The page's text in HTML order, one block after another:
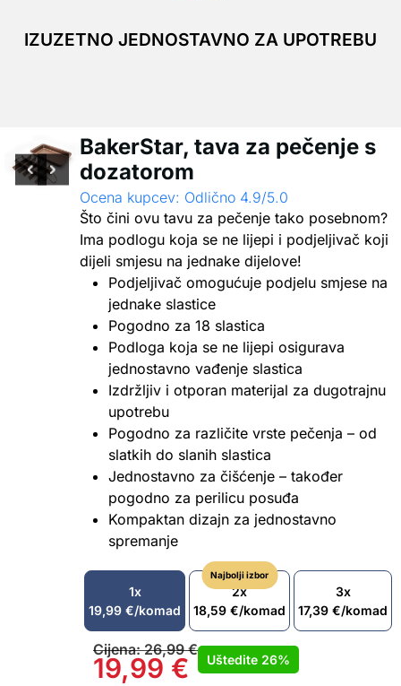
IZUZETNO JEDNOSTAVNO ZA UPOTREBU
BakerStar, tava za pečenje s
dozatorom
Ocena kupcev: Odlično 4.9/5.0
Što čini ovu tavu za pečenje tako posebnom?
Ima podlogu koja se ne lijepi i podjeljivač koji
dijeli smjesu na jednake dijelove!
Podjeljivač omogućuje podjelu smjese na
jednake slastice
Pogodno za 18 slastica
Podloga koja se ne lijepi osigurava
jednostavno vađenje slastica
Izdržljiv i otporan materijal za dugotrajnu
upotrebu
Pogodno za različite vrste pečenja – od
slatkih do slanih slastica
Jednostavno za čišćenje – također
pogodno za perilicu posuđa
Kompaktan dizajn za jednostavno
spremanje
1x
19,99 €/komad
Najbolji izbor
2x
18,59 €/komad
3x
17,39 €/komad
Cijena:26,99€
19,99 € Uštedite 26%